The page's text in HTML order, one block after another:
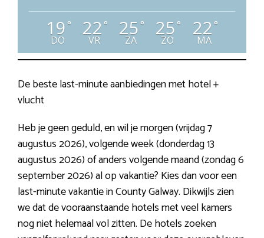
19°
DO
22°
VR
25°
ZA
25°
ZO
22°
MA
De beste last-minute aanbiedingen met hotel +
vlucht
Heb je geen geduld, en wil je morgen (vrijdag 7
augustus 2026), volgende week (donderdag 13
augustus 2026) of anders volgende maand (zondag 6
september 2026) al op vakantie? Kies dan voor een
last-minute vakantie in County Galway. Dikwijls zien
we dat de vooraanstaande hotels met veel kamers
nog niet helemaal vol zitten. De hotels zoeken